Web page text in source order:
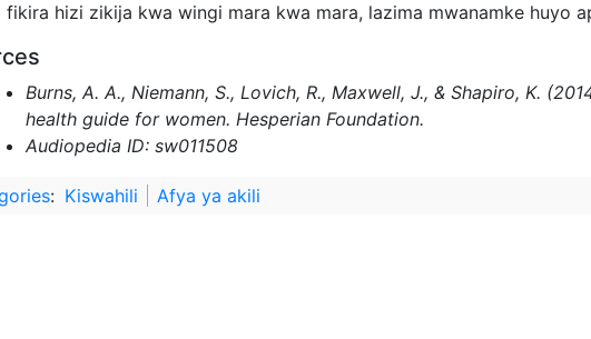
fikira hizi zikija kwa wingi mara kwa mara, lazima mwanamke huyo
Burns, A. A., Niemann, S., Lovich, R., Maxwell, J., & Shapiro, K.
health guide for women. Hesperian Foundation.
Audiopedia ID: sw011508
: Kiswahili Afya ya akili